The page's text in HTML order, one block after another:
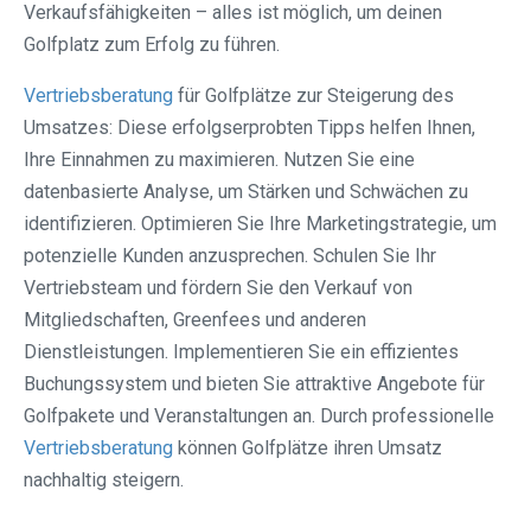
Verkaufsfähigkeiten – alles ist möglich, um deinen
Golfplatz zum Erfolg zu führen.
Vertriebsberatung für Golfplätze zur Steigerung des
Umsatzes: Diese erfolgserprobten Tipps helfen Ihnen,
Ihre Einnahmen zu maximieren. Nutzen Sie eine
datenbasierte Analyse, um Stärken und Schwächen zu
identifizieren. Optimieren Sie Ihre Marketingstrategie, um
potenzielle Kunden anzusprechen. Schulen Sie Ihr
Vertriebsteam und fördern Sie den Verkauf von
Mitgliedschaften, Greenfees und anderen
Dienstleistungen. Implementieren Sie ein effizientes
Buchungssystem und bieten Sie attraktive Angebote für
Golfpakete und Veranstaltungen an. Durch professionelle
Vertriebsberatung können Golfplätze ihren Umsatz
nachhaltig steigern.